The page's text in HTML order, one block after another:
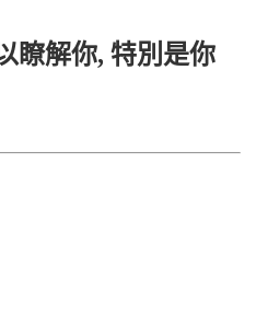
瞭解你, 特別是你